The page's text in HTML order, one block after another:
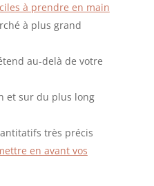
à prendre en main
à plus grand
au-delà de votre
et sur du plus long
très précis
en avant vos